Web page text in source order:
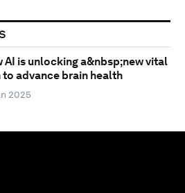
AI is unlocking a&nbsp;new vital
to advance brain health
2025